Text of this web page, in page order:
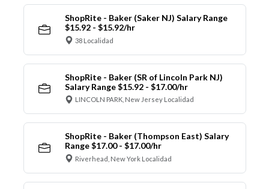
ShopRite - Baker (Saker NJ) Salary Range
$15.92 - $15.92/hr
38 Localidad
ShopRite - Baker (SR of Lincoln Park NJ)
Salary Range $15.92 - $17.00/hr
LINCOLN PARK, New Jersey Localidad
ShopRite - Baker (Thompson East) Salary
Range $17.00 - $17.00/hr
Riverhead, New York Localidad